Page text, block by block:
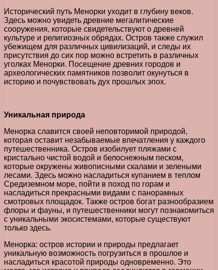
Исторический путь Менорки уходит в глубину веков.
Здесь можно увидеть древние мегалитические
сооружения, которые свидетельствуют о древней
культуре и религиозных обрядах. Остров также служил
убежищем для различных цивилизаций, и следы их
присутствия до сих пор можно встретить в различных
уголках Менорки. Посещение древних городов и
археологических памятников позволит окунуться в
историю и почувствовать дух прошлых эпох.
Уникальная природа
Менорка славится своей неповторимой природой,
которая оставит незабываемые впечатления у каждого
путешественника. Остров изобилует пляжами с
кристально чистой водой и белоснежным песком,
которые окружены живописными скалами и зелеными
лесами. Здесь можно насладиться купанием в теплом
Средиземном море, пойти в поход по горам и
насладиться прекрасными видами с панорамных
смотровых площадок. Также остров богат разнообразием
флоры и фауны, и путешественники могут познакомиться
с уникальными экосистемами, которые существуют
только здесь.
Менорка: остров истории и природы предлагает
уникальную возможность погрузиться в прошлое и
насладиться красотой природы одновременно. Это